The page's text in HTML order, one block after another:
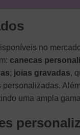
no
canecas
; joias gravadas,
personalizadas.
uma ampla